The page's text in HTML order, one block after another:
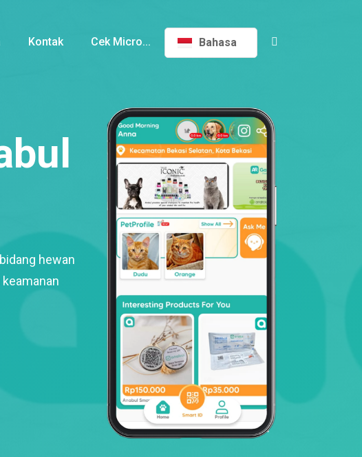
Kontak Cek Micro... Bahasa
hewan